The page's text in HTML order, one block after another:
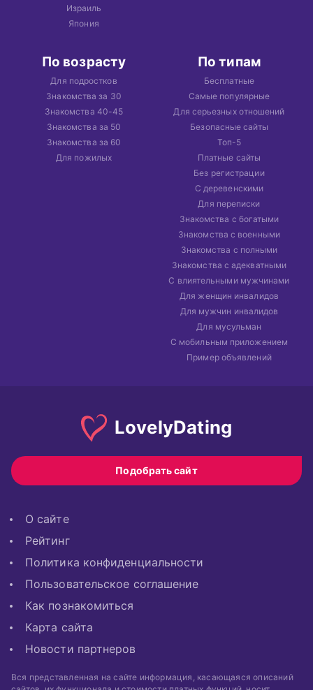
Израиль
Япония
По возрасту
Для подростков
Знакомства за 30
Знакомства 40-45
Знакомства за 50
Знакомства за 60
Для пожилых
По типам
Бесплатные
Самые популярные
Для серьезных отношений
Безопасные сайты
Топ-5
Платные сайты
Без регистрации
С деревенскими
Для переписки
Знакомства с богатыми
Знакомства с военными
Знакомства с полными
Знакомства с адекватными
С влиятельными мужчинами
Для женщин инвалидов
Для мужчин инвалидов
Для мусульман
С мобильным приложением
Пример объявлений
LovelyDating
Подобрать сайт
О сайте
Рейтинг
Политика конфиденциальности
Пользовательское соглашение
Как познакомиться
Карта сайта
Новости партнеров
Вся представленная на сайте информация, касающаяся описаний